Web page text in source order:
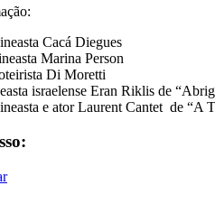
Cacá Diegues
Marina Person
Di Moretti
israelense Eran Riklis de
e ator Laurent Cantet de “A